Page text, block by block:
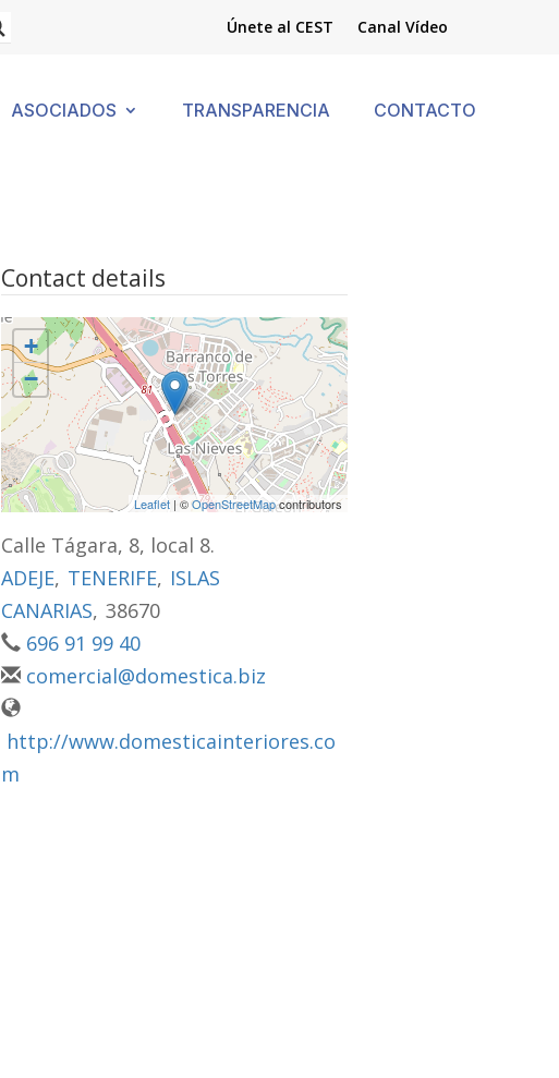
Únete al CEST Canal Vídeo
ASOCIADOS TRANSPARENCIA CONTACTO
Contact details
+
−
Leaflet | ©OpenStreetMapcontributors
Calle Tágara, 8, local 8.
ADEJE, TENERIFE, ISLAS
CANARIAS, 38670
696 91 99 40
comercial@domestica.biz
http://www.domesticainteriores.co
m